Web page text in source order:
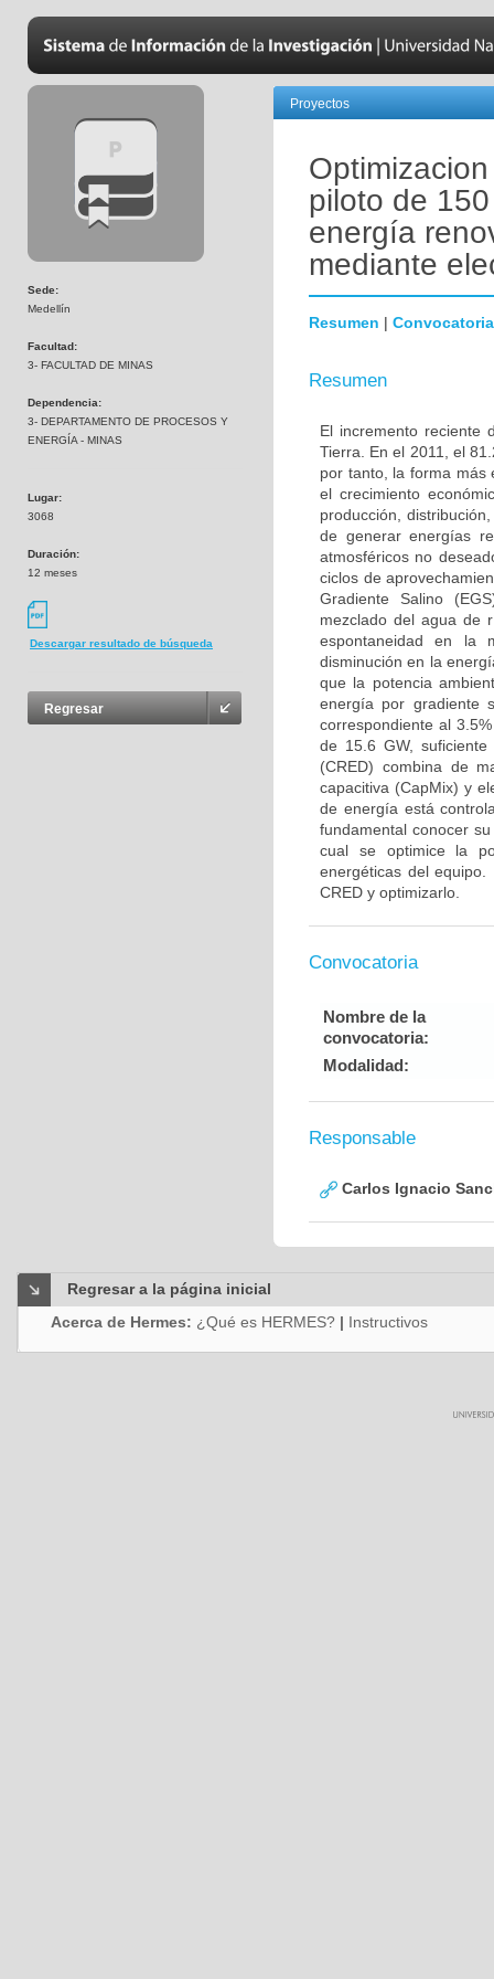
Sede:
Medellín
Facultad:
3- FACULTAD DE MINAS
Dependencia:
3- DEPARTAMENTO DE PROCESOS Y
ENERGÍA - MINAS
Lugar:
3068
Duración:
12 meses
Descargar resultado de búsqueda
Regresar
Proyectos
piloto de
energía
mediante
Resumen | Convocatoria
Resumen
El incremento reciente
Tierra. En el 2011, el
por tanto, la forma más
el crecimiento
producción,
de generar energías
atmosféricos no
ciclos de
Gradiente Salino
mezclado del agua de
espontaneidad en la
disminución en la
que la potencia
energía por gradiente
correspondiente al
de 15.6 GW,
(CRED) combina de
capacitiva (CapMix) y
de energía está
fundamental conocer
cual se optimice la
energéticas del
CRED y optimizarlo.
Convocatoria
Nombre de la
convocatoria:
Modalidad:
Responsable
Carlos Ignacio
Regresar a la página inicial
Acerca de Hermes: ¿Qué es HERMES? | Instructivos